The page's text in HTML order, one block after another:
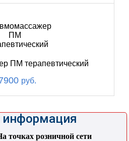
ПМ терапевтический
руб.
розничной сети